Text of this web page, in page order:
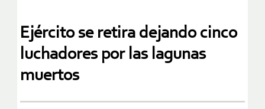
Ejército se retira dejando cinco
luchadores por las lagunas
muertos